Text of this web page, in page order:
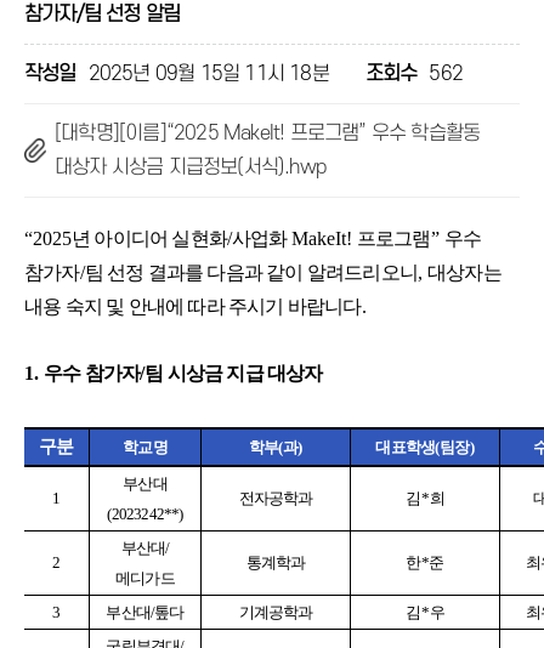
참가자/팀 선정 알림
작성일 2025년 09월 15일 11시 18분 조회수 562
[대학명][이름]“2025 MakeIt! 프로그램” 우수 학습활동
대상자 시상금 지급정보(서식).hwp
“2025년 아이디어 실현화/사업화MakeIt! 프로그램” 우수
참가자/팀 선정 결과를 다음과 같이 알려드리오니 ,대상자는
내용 숙지 및 안내에 따라 주시기 바랍니다.
1. 우수 참가자/팀 시상금 지급 대상자
구분 학교명 학부(과) 대표학생(팀장)
1
부산대
(2023242**)
전자공학과 김*희
2
부산대/
메디가드
통계학과 한*준
3 부산대/톺다 기계공학과 김*우